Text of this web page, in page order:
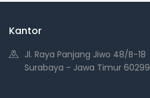
Kantor
Jl. Raya Panjang Jiwo 48/B-18
Surabaya - Jawa Timur 60299